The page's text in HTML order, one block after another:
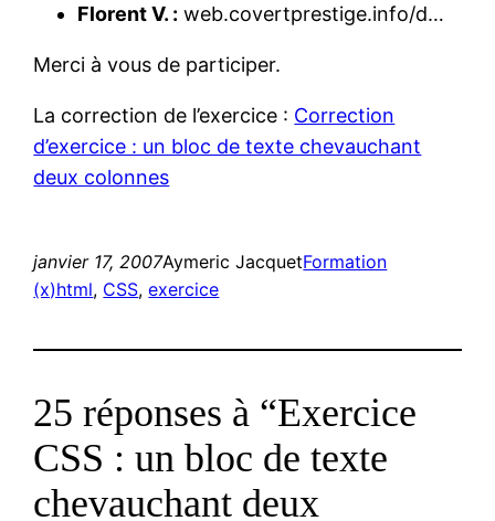
Florent V. : web.covertprestige.info/d…
Merci à vous de participer.
La correction de l’exercice : Correction
d’exercice : un bloc de texte chevauchant
deux colonnes
janvier 17, 2007Aymeric JacquetFormation
(x)html, CSS, exercice
25 réponses à “Exercice
CSS : un bloc de texte
chevauchant deux